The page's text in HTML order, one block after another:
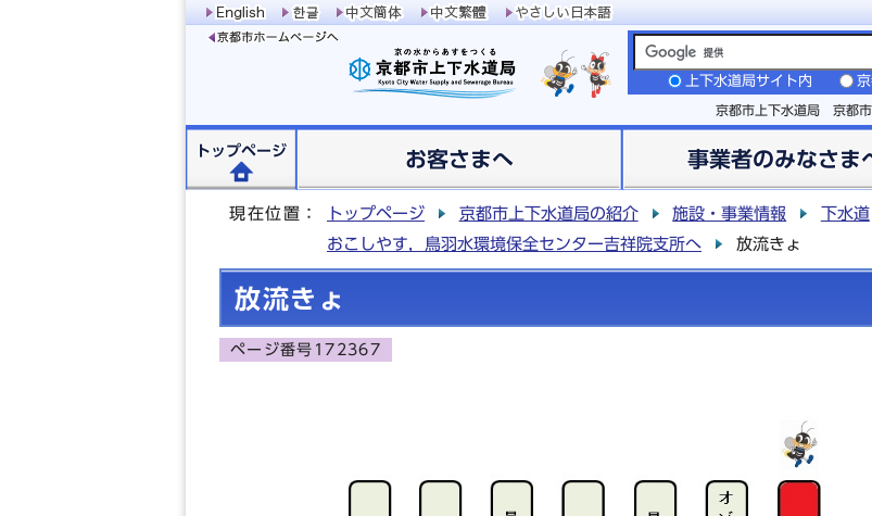
上下水道局サイト内
京都市上下水道局 京都
トップページ お客さまへ 事業者のみなさま
現在位置： トップページ 京都市上下水道局の紹介 施設・事業情報 下水道
おこしやす，鳥羽水環境保全センター吉祥院支所へ
放流きょ
放流きょ
ページ番号172367